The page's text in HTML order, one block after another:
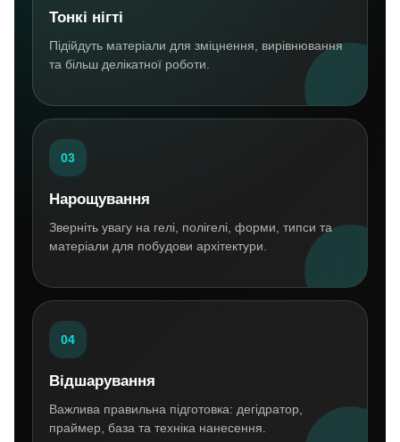
Тонкі нігті
Підійдуть матеріали для зміцнення, вирівнювання
та більш делікатної роботи.
03
Нарощування
Зверніть увагу на гелі, полігелі, форми, типси та
матеріали для побудови архітектури.
04
Відшарування
Важлива правильна підготовка: дегідратор,
праймер, база та техніка нанесення.